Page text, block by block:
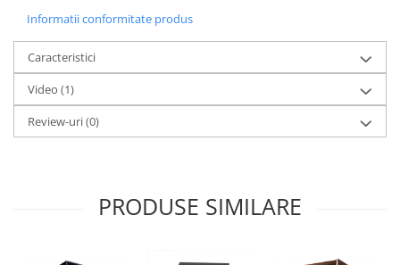
Informatii conformitate produs
Caracteristici
Video (1)
Review-uri(0)
PRODUSE SIMILARE